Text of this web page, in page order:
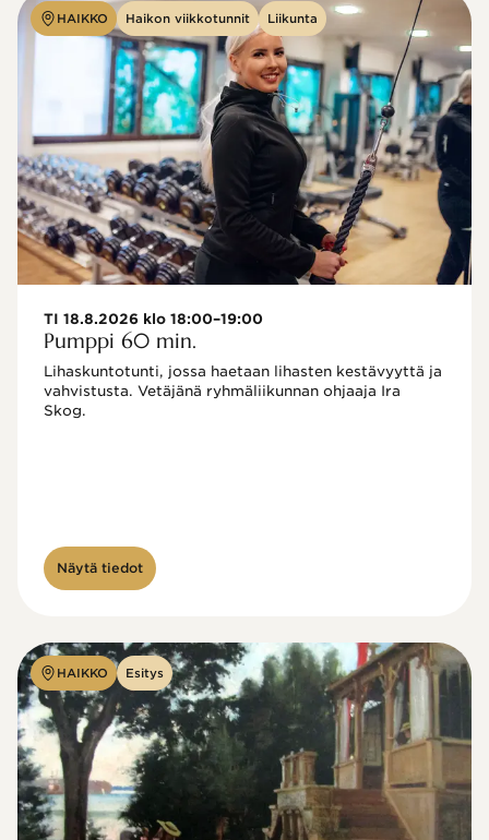
HAIKKO Haikon viikkotunnit Liikunta
TI 18.8.2026 klo 18:00–19:00
Pumppi 60 min.
Lihaskuntotunti, jossa haetaan lihasten kestävyyttä ja
vahvistusta. Vetäjänä ryhmäliikunnan ohjaaja Ira
Skog.
Näytä tiedot
HAIKKO Esitys